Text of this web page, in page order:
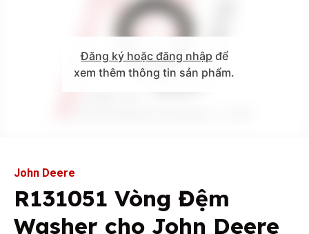
Đăng ký hoặc đăng nhập để
xem thêm thông tin sản phẩm.
John Deere
R131051 Vòng Đệm
Washer cho John Deere